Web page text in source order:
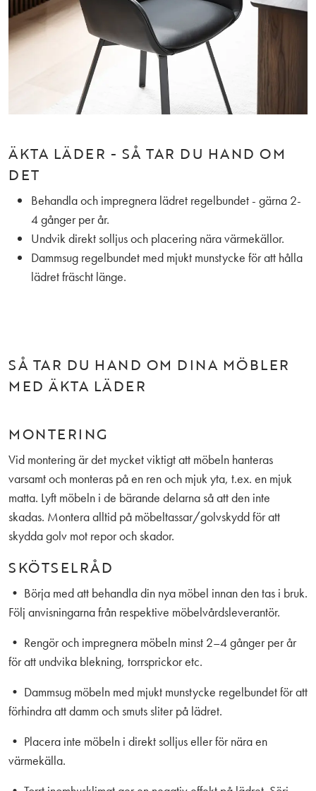
ÄKTA LÄDER - SÅ TAR DU HAND OM
DET
Behandla och impregnera lädret regelbundet - gärna 2-
4 gånger per år.
Undvik direkt solljus och placering nära värmekällor.
Dammsug regelbundet med mjukt munstycke för att hålla
lädret fräscht länge.
SÅ TAR DU HAND OM DINA MÖBLER
MED ÄKTA LÄDER
MONTERING
Vid montering är det mycket viktigt att möbeln hanteras
varsamt och monteras på en ren och mjuk yta, t.ex. en mjuk
matta. Lyft möbeln i de bärande delarna så att den inte
skadas. Montera alltid på möbeltassar/golvskydd för att
skydda golv mot repor och skador.
SKÖTSELRÅD
• Börja med att behandla din nya möbel innan den tas i bruk.
Följ anvisningarna från respektive möbelvårdsleverantör.
• Rengör och impregnera möbeln minst 2–4 gånger per år
för att undvika blekning, torrsprickor etc.
• Dammsug möbeln med mjukt munstycke regelbundet för att
förhindra att damm och smuts sliter på lädret.
• Placera inte möbeln i direkt solljus eller för nära en
värmekälla.